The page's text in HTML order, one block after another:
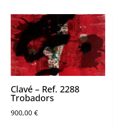
Clavé – Ref. 2288
Trobadors
900,00€